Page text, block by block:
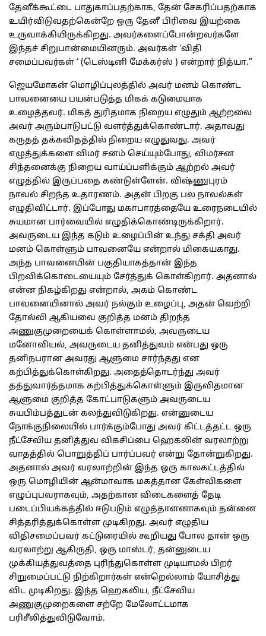
தேனீக்கூட்டை பாதுகாப்பதற்காக, தேன் சேகரிப்பதற்காக
உயிர்விடுவதற்கென்றே ஒரு தேனீ பிரிவை இயற்கை
உருவாக்கியிருக்கிறது. அவர்களைப்போன்றவர்களே
இந்தச் சிறுபான்மையினரும். அவர்கள் ‘விதி
சமைப்பவர்கள் ‘ (டெஸ்டினி மேக்கர்ஸ் ) என்றார் நித்யா.”
ஜெயமோகன் மொழிப்புலத்தில் அவர் மனம் கொண்ட
பாவனையை பயன்படுத்த மிகக் கடுமையாக
உழைத்தவர். மிகத் துரிதமாக நிறைய எழுதும் ஆற்றலை
அவர் அரும்பாடுபட்டு வளர்த்துக்கொண்டார். அதாவது
கருதத் தக்கவிதத்தில் நிறைய எழுதுவது. அவர்
எழுத்துக்களை விமர் சனம் செய்யும்போது, விமர்சன
சிந்தனைக்கு நிறைய வாய்ப்பளிக்கும் ஆற்றல் அவர்
எழுத்தில் இருப்பதை கண்டுள்ளேன். விஷ்ணுபுரம்
நாவல் சிறந்த உதாரணம். அதன் பிறகு பல நாவல்கள்
எழுதிவிட்டார். இப்போது மகாபாரத்தையே உரைநடையில்
சுயமான பார்வையில் எழுதிக்கொண்டிருக்கிறார்.
அவருடைய இந்த கடும் உழைப்பின் உந்து சக்தி அவர்
மனம் கொள்ளும் பாவனையே என்றால் மிகையகாது.
அந்த பாவனையின் பகுதியாகத்தான் இந்த
பிறவிக்கொடையையும் சேர்த்துக் கொள்கிறார். அதனால்
என்ன நிகழ்கிறது என்றால், அகம் கொண்ட
பாவனையினால் அவர் நல்கும் உழைப்பு, அதன் வெற்றி
தோல்வி ஆகியவை குறித்த மனம் திறந்த
அணுகுமுறையைக் கொள்ளாமல், அவருடைய
மனோவியல், அவருடைய தனித்துவம் என்பது ஒரு
தனிநபரான அவரது ஆளுமை சார்ந்தது என
கற்பித்துக்கொள்கிறது. அதைத்தொடர்ந்து அவர்
தத்துவார்த்தமாக கற்பித்துக்கொள்ளும் இருவிதமான
ஆளுமை குறித்த கோட்பாடுகளும் அவருடைய
சுயபிம்பத்துடன் கலந்துவிடுகிறது. என்னுடைய
நோக்குநிலையில் பார்க்கும்போது அவர் கிட்டத்தட்ட ஒரு
நீட்சேவிய தனித்துவ விகசிப்பை ஹெகலின் வரலாற்று
வாதத்தில் பொறுத்திப் பார்ப்பவர் என்று தோன்றுகிறது.
அதனால் அவர் வரலாற்றின் இந்த ஒரு காலகட்டத்தில்
ஒரு மொழியின் ஆன்மாவாக மகத்தான கேள்விகளை
எழுப்புபவராகவும், அதற்கான விடைகளைத் தேடி
படைப்பியக்கத்தில் ஈடுபடும் எழுத்தாளனாகவும் தன்னை
சித்தரித்துக்கொள்ள முடிகிறது. அவர் எழுதிய
விதிசமைப்பவர் கட்டுரையில் கூறியது போல தான் ஒரு
வரலாற்று ஆகிருதி, ஒரு மாஸ்டர், தன்னுடைய
முக்கியத்துவத்தை புரிந்துகொள்ள முடியாமல் பிறர்
சிறுமைப்பட்டு நிற்கிறார்கள் என்றெல்லாம் யோசித்து
விட முடிகிறது. இந்த ஹெகலிய, நீட்சேவிய
அணுகுமுறைகளை சற்றே மேலோட்டமாக
பரிசீலித்துவிடுவோம்.